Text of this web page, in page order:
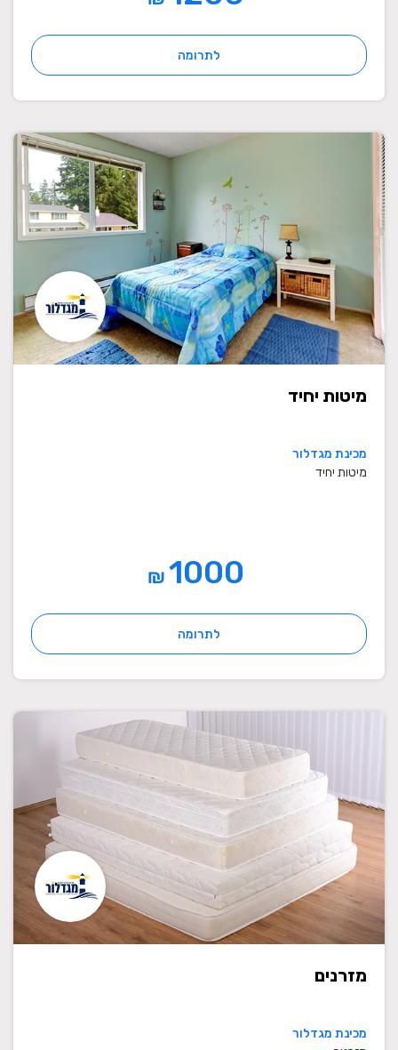
לתרומה
מיטות יחיד
מכינת מגדלור
מיטות יחיד
₪
לתרומה
מזרנים
מכינת מגדלור